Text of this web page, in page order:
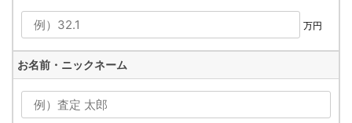
万円
お名前・ニックネーム